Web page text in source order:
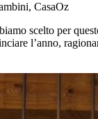
CasaOz
scelto per
l’anno,